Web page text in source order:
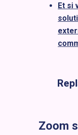
Et si
Zoom